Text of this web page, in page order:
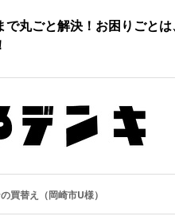
丸ごと解決！お困りごと
買替え（岡崎市U様）